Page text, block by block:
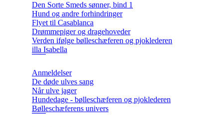
Den Sorte Smeds sønner, bind 1
Hund og andre forhindringer
Flyet til Casablanca
Drømmepiger og dragehoveder
Verden ifølge bølleschæferen og pjoklederen
illa Isabella
Anmeldelser
De døde ulves sang
Når ulve jager
Hundedage - bølleschæferen og pjoklederen
Bølleschæferens univers